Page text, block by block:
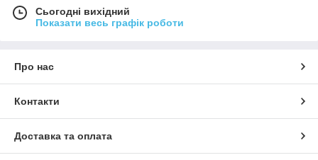
Сьогодні вихідний
Показати весь графік роботи
Про нас
Контакти
Доставка та оплата